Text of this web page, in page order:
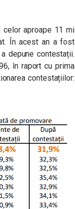
celor aproape 11 mi
În acest an a fost
depune contestații.
în raport cu prima
contestațiilor: